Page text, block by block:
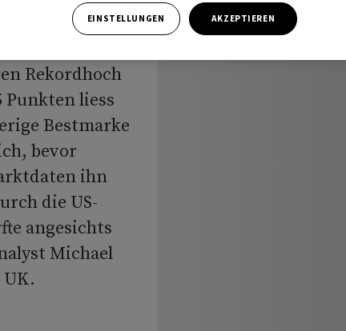
hat dem
Rekordhoch
Punkten liess
Bestmarke
bevor
ihn
die US-
angesichts
Michael
EINSTELLUNGEN AKZEPTIEREN